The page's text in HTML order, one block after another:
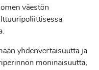
väestön
yhdenvertaisuutta ja
moninaisuutta,